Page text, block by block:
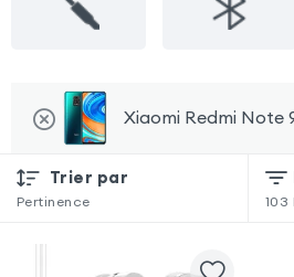
Xiaomi Redmi Note
Trier par
Pertinence 103